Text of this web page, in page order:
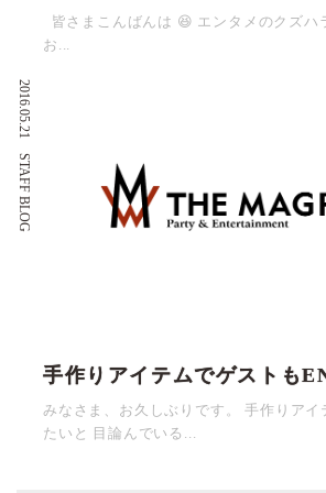
皆さまこんばんは 😆 エンタメのクズハ
お...
2016.05.21
STAFF BLOG
手作りアイテムでゲストも
みなさま、お久しぶりです。 手作りアイ
たいと 目論んでいる...